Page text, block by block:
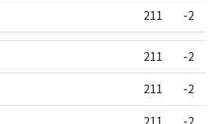
211 -2
211 -2
211 -2
211 -2